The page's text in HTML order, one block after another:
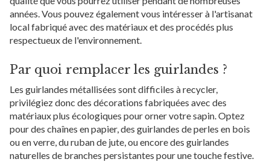
années. Vous pouvez également vous intéresser à l'artisanat
local fabriqué avec des matériaux et des procédés plus
respectueux de l'environnement.
Par quoi remplacer les guirlandes ?
Les guirlandes métallisées sont difficiles à recycler,
privilégiez donc des décorations fabriquées avec des
matériaux plus écologiques pour orner votre sapin. Optez
pour des chaînes en papier, des guirlandes de perles en bois
ou en verre, du ruban de jute, ou encore des guirlandes
naturelles de branches persistantes pour une touche festive.